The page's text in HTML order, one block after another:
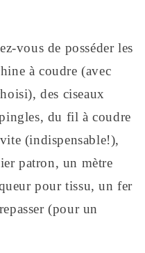
vous de posséder les
à coudre (avec
des ciseaux
du fil à coudre
(indispensable!),
patron, un mètre
pour tissu, un fer
(pour un